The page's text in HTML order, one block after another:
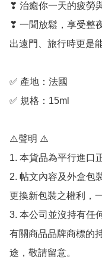
❣ 治癒你一天的疲勞
❣ 一聞放鬆，享受整
出遠門、旅行時更是
✅ 產地：法國
✅ 規格：15ml
⚠️聲明 ⚠️
1. 本貨品為平行進口
2. 帖文內容及外盒包
更換新包裝之權利，
3. 本公司並沒持有任
有關商品品牌商標的
途，敬請留意。